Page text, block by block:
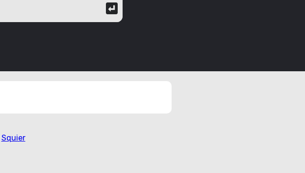
Squier